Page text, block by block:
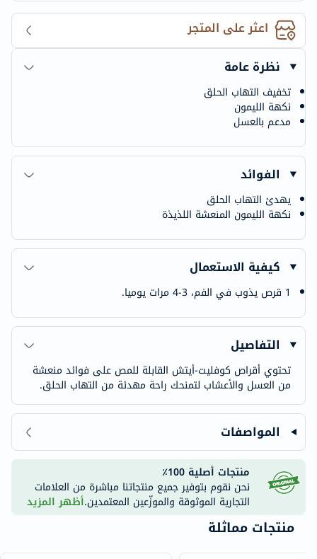
اعثر على المتجر
نظرة عامة
تخفيف التهاب الحلق
نكهة الليمون
مدعم بالعسل
الفوائد
يهدئ التهاب الحلق
نكهة الليمون المنعشة اللذيذة
كيفية الاستعمال
1 قرص يذوب في الفم، 3-4 مرات يوميا.
التفاصيل
تحتوي أقراص كوفليت-أيتش القابلة للمص على فوائد منعشة
من العسل والأعشاب لتمنحك راحة مهدئة من التهاب الحلق.
المواصفات
منتجات أصلية 100٪
نحن نقوم بتوفير جميع منتجاتنا مباشرة من العلامات
التجارية الموثوقة والموزّعين المعتمدين.أظهر المزيد
منتجات مماثلة